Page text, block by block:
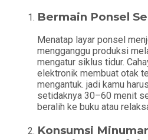
Bermain Ponsel
Menatap layar ponsel
mengganggu produksi
mengatur siklus tidur.
elektronik membuat otak
mengantuk. jadi kamu
setidaknya 30–60 menit
beralih ke buku atau
Konsumsi